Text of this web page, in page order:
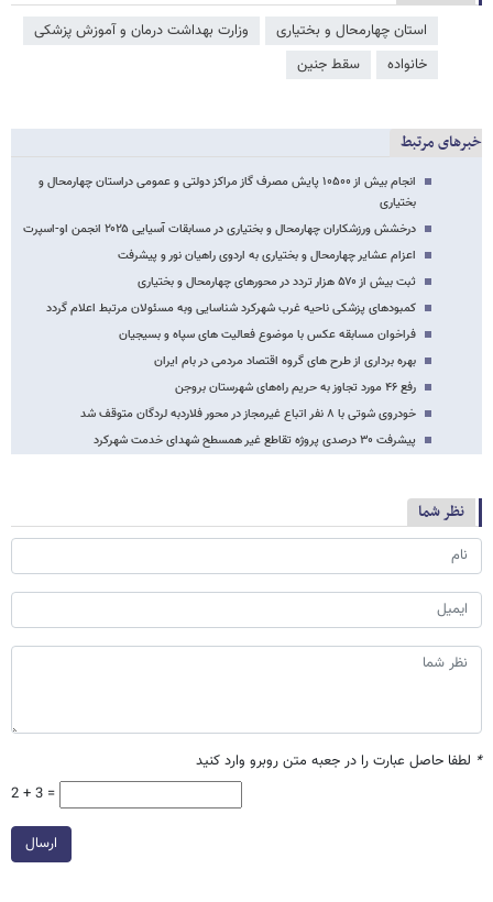
استان چهارمحال و بختیاری
وزارت بهداشت درمان و آموزش پزشکی
خانواده
سقط جنین
خبرهای مرتبط
انجام بیش از ۱۰۵۰۰ پایش مصرف گاز مراکز دولتی و عمومی دراستان چهارمحال و
بختیاری
درخشش ورزشکاران چهارمحال و بختیاری در مسابقات آسیایی ۲۰۲۵ انجمن او-اسپرت
اعزام عشایر چهارمحال و بختیاری به اردوی راهیان نور و پیشرفت
ثبت بیش از ۵۷۰ هزار تردد در محورهای چهارمحال و بختیاری
کمبودهای پزشکی ناحیه غرب شهرکرد شناسایی وبه مسئولان مرتبط اعلام گردد
فراخوان مسابقه عکس با موضوع فعالیت های سپاه و بسیجیان
بهره برداری از طرح های گروه اقتصاد مردمی در بام ایران
رفع ۴۶ مورد تجاوز به حریم راه‌های شهرستان بروجن
خودروی شوتی با ۸ نفر اتباع غیرمجاز در محور فلاردبه لردگان متوقف شد
پیشرفت ۳۰ درصدی پروژه تقاطع غیر همسطح شهدای خدمت شهرکرد
نظر شما
* لطفا حاصل عبارت را در جعبه متن روبرو وارد کنید
2 + 3 =
ارسال